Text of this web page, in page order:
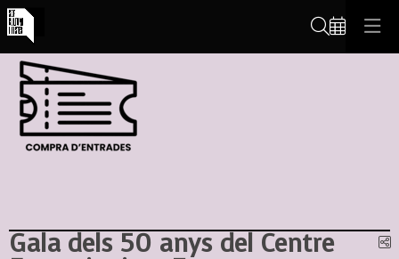
Gala dels 50 anys del Centre